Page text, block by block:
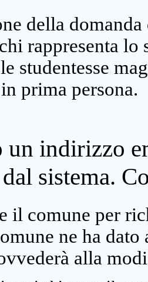
della
rappresenta lo
studentesse
prima persona.
indirizzo
sistema.
il comune per
ne ha
alla